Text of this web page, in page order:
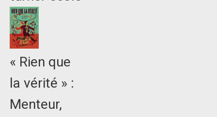
« Rien que
la vérité » :
Menteur,